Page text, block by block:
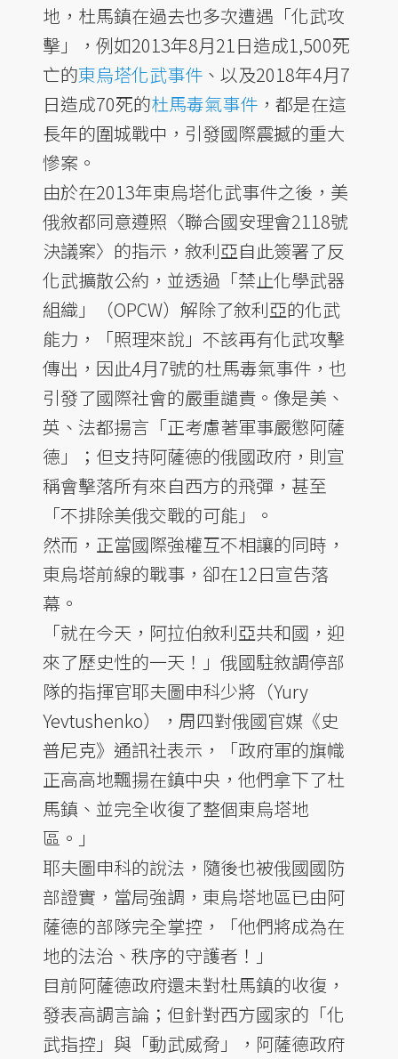
地，杜馬鎮在過去也多次遭遇「化武攻
擊」，例如2013年8月21日造成1,500死
亡的東烏塔化武事件 、以及2018年4月7
日造成70死的杜馬毒氣事件 ，都是在這
長年的圍城戰中，引發國際震撼的重大
慘案。
由於在2013年東烏塔化武事件之後，美
俄敘都同意遵照〈聯合國安理會2118號
決議案〉的指示，敘利亞自此簽署了反
化武擴散公約，並透過「禁止化學武器
組織」（OPCW）解除了敘利亞的化武
能力，「照理來說」不該再有化武攻擊
傳出，因此4月7號的杜馬毒氣事件，也
引發了國際社會的嚴重譴責。像是美、
英、法都揚言「正考慮著軍事嚴懲阿薩
德」；但支持阿薩德的俄國政府，則宣
稱會擊落所有來自西方的飛彈，甚至
「不排除美俄交戰的可能」。
然而，正當國際強權互不相讓的同時，
東烏塔前線的戰事，卻在12日宣告落
幕。
「就在今天，阿拉伯敘利亞共和國，迎
來了歷史性的一天！」俄國駐敘調停部
隊的指揮官耶夫圖申科少將（Yury
Yevtushenko），周四對俄國官媒《史
普尼克》通訊社表示，「政府軍的旗幟
正高高地飄揚在鎮中央，他們拿下了杜
馬鎮、並完全收復了整個東烏塔地
區。」
耶夫圖申科的說法，隨後也被俄國國防
部證實，當局強調，東烏塔地區已由阿
薩德的部隊完全掌控，「他們將成為在
地的法治、秩序的守護者！」
目前阿薩德政府還未對杜馬鎮的收復，
發表高調言論；但針對西方國家的「化
武指控」與「動武威脅」，阿薩德政府